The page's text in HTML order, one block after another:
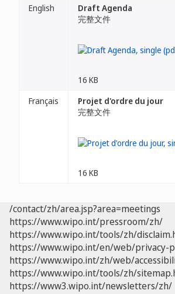
English
Draft Agenda
完整文件
16 KB
Français
Projet d'ordre du jour
完整文件
16 KB
/contact/zh/area.jsp?area=meetings
https://www.wipo.int/pressroom/zh/
https://www.wipo.int/tools/zh/
https://www.wipo.int/en/web/privacy-
https://www.wipo.int/zh/web/
https://www.wipo.int/tools/zh/
https://www3.wipo.int/newsletters/zh/